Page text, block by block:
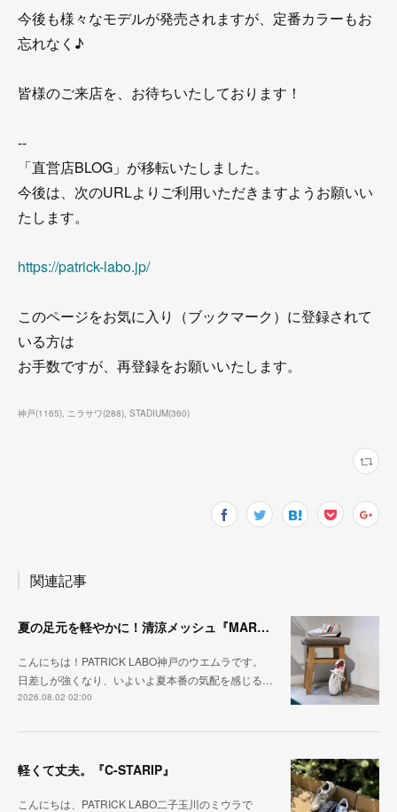
今後も様々なモデルが発売されますが、定番カラーもお
忘れなく♪
皆様のご来店を、お待ちいたしております！
--
「直営店BLOG」が移転いたしました。
今後は、次のURLよりご利用いただきますようお願いい
たします。
https://patrick-labo.jp/
このページをお気に入り（ブックマーク）に登録されて
いる方は
お手数ですが、再登録をお願いいたします。
神戸(1165) ニラサワ(288) STADIUM(360)
関連記事
夏の足元を軽やかに！清涼メッシュ『MARATHON-ME2』
こんにちは！PATRICK LABO神戸のウエムラです。
日差しが強くなり、いよいよ夏本番の気配を感じる…
2026.08.02 02:00
軽くて丈夫。『C-STARIP』
こんにちは、PATRICK LABO二子玉川のミウラで